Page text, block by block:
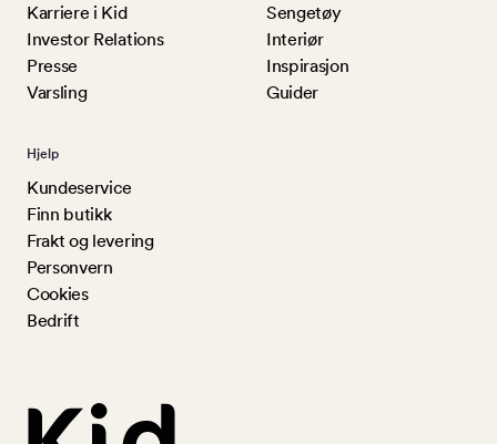
Karriere i Kid
Investor Relations
Presse
Varsling
Sengetøy
Interiør
Inspirasjon
Guider
Hjelp
Kundeservice
Finn butikk
Frakt og levering
Personvern
Cookies
Bedrift